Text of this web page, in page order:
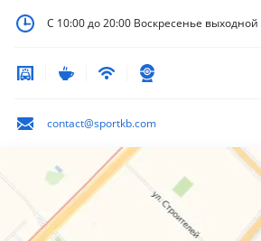
С 10:00 до 20:00 Воскресенье выходной
contact@sportkb.com